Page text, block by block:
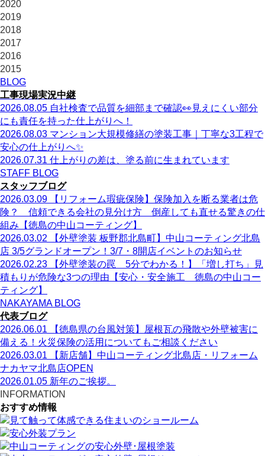
2020
2019
2018
2017
2016
2015
BLOG
工事現場実況中継
2026.08.05 自社検査で品質を細部まで確認👀見えにくい部分
にも責任を持った仕上がりへ！
2026.08.03 マンション大規模修繕の塗装工事｜丁寧な3工程で
安心の仕上がりへ✨
2026.07.31 仕上がりの差は、塗る前に生まれています
STAFF BLOG
スタッフブログ
2026.03.09
【リフォーム瑕疵保険】保険加入を断る業者は危
険？ 信頼できる会社の見分け方 倒産しても直せる驚きの仕
組み【徳島の中山コーティング】
2026.03.02
【外壁塗装 板野郡北島町】中山コーティング北島
店 3/5グランドオープン！3/7・8開店イベントのお知らせ
2026.02.23
【外壁塗装の罠 5分でわかる！】「増し打ち」見
積もりが危険な3つの理由【安心・安全施工 徳島の中山コー
ティング】
NAKAYAMA BLOG
代表ブログ
2026.06.01
【徳島県の台風対策】屋根瓦の飛散や外壁被害に
備える！火災保険の活用についてもご相談ください
2026.03.01
【新店舗】中山コーティング北島店・リフォーム
ナカヤマ北島店OPEN
2026.01.05 新年のご挨拶。
INFORMATION
おすすめ情報